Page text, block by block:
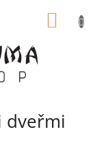
dveřmi